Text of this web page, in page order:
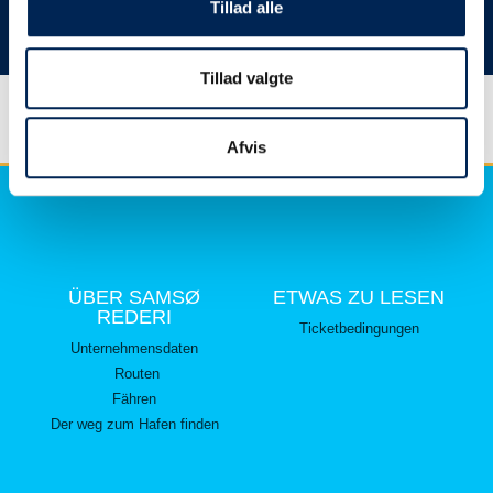
Tillad alle
Tillad valgte
Afvis
Vielen Dank für Ihr Verständnis.
ÜBER SAMSØ
REDERI
Unternehmensdaten
Routen
Fähren
Der weg zum Hafen finden
ETWAS ZU LESEN
Ticketbedingungen